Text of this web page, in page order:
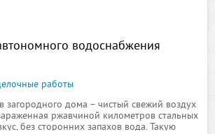
водоснабжения
работы
загородного дома – чистый свежий воздух
ржавчиной километров стальных
без сторонних запахов вода. Такую